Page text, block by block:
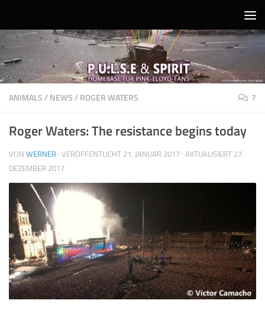
ANIMALS/NEWS/ROGER WATERS 7
Roger Waters: The resistance begins today
VON WERNER · VERÖFFENTLICHT 21. JANUAR 2017 · AKTUALISIERT 27.
DEZEMBER 2017